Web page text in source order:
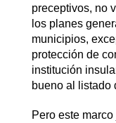
preceptivos, no
los planes
municipios,
protección de
institución
bueno al listado
Pero este